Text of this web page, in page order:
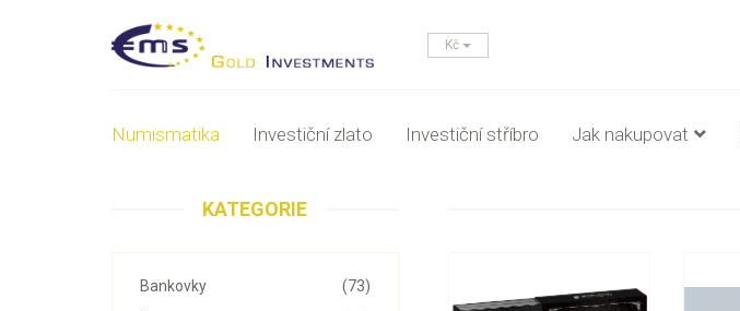
Kč
Numismatika Investiční zlato Investiční stříbro Jak nakupovat
KATEGORIE
(73)
Bankovky